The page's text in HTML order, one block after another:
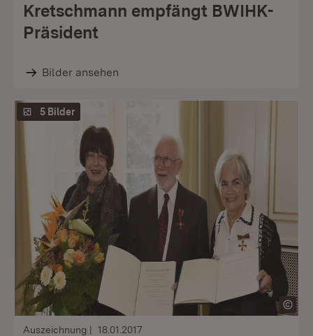
Kretschmann empfängt BWIHK-
Präsident
Bilder ansehen
5 Bilder
Auszeichnung 18.01.2017